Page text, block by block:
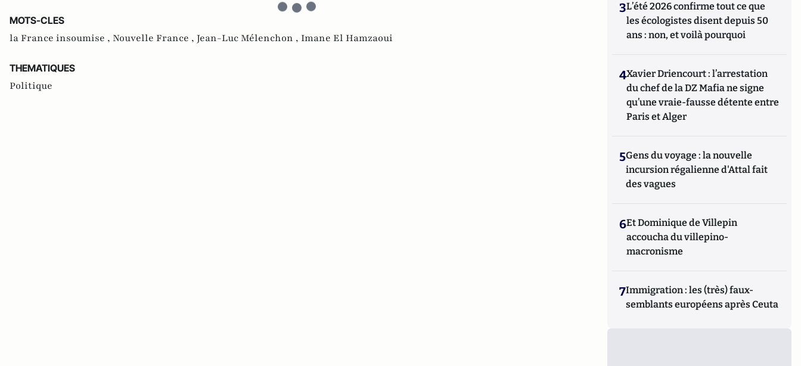
MOTS-CLES
la France insoumise , Nouvelle France , Jean-Luc Mélenchon , Imane El Hamzaoui
THEMATIQUES
Politique
3L’été 2026 confirme tout ce que
les écologistes disent depuis 50
ans : non, et voilà pourquoi
4Xavier Driencourt : l’arrestation
du chef de la DZ Mafia ne signe
qu’une vraie-fausse détente entre
Paris et Alger
5Gens du voyage : la nouvelle
incursion régalienne d'Attal fait
des vagues
6Et Dominique de Villepin
accoucha du villepino-
macronisme
7Immigration : les (très) faux-
semblants européens après Ceuta